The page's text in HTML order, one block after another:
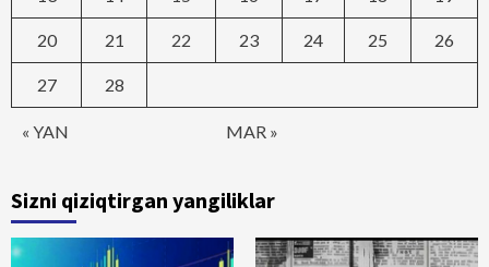
« YAN MAR »
20 21 22 23 24 25 26
27 28
Sizni qiziqtirgan yangiliklar